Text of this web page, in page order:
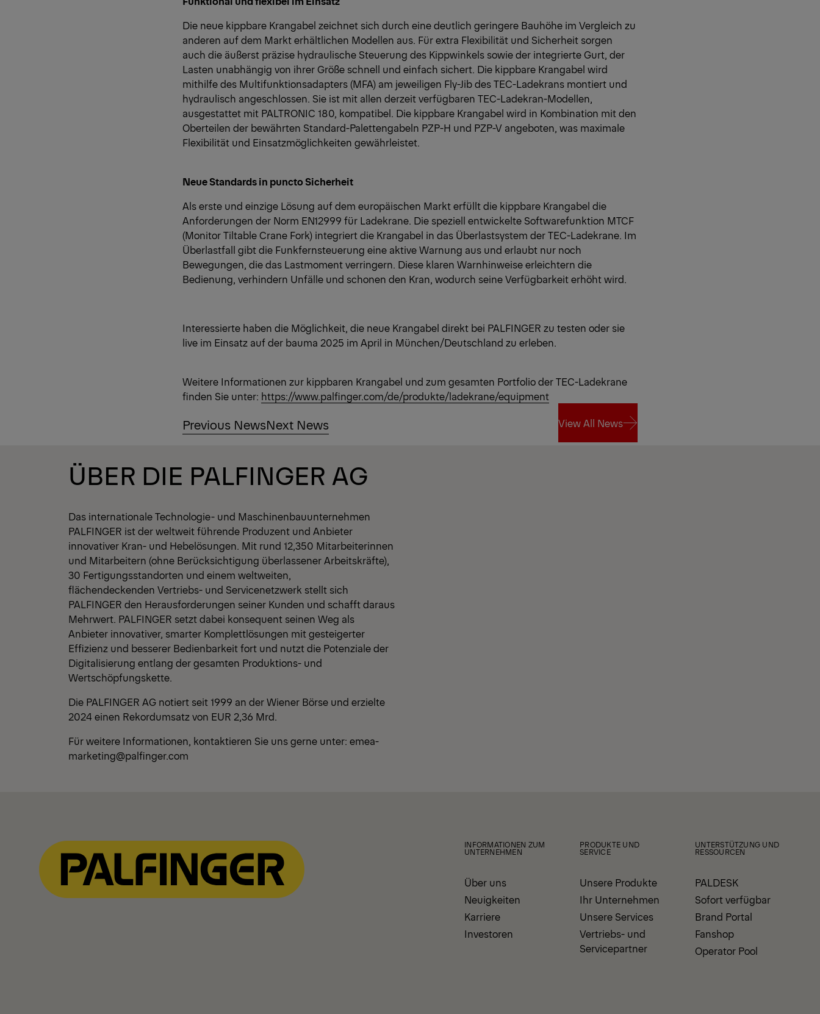
Die neue kippbare Krangabel zeichnet sich durch eine deutlich geringere Bauhöhe im Vergleich zu
anderen auf dem Markt erhältlichen Modellen aus. Für extra Flexibilität und Sicherheit sorgen
auch die äußerst präzise hydraulische Steuerung des Kippwinkels sowie der integrierte Gurt, der
Lasten unabhängig von ihrer Größe schnell und einfach sichert. Die kippbare Krangabel wird
mithilfe des Multifunktionsadapters (MFA) am jeweiligen Fly-Jib des TEC-Ladekrans montiert und
hydraulisch angeschlossen. Sie ist mit allen derzeit verfügbaren TEC-Ladekran-Modellen,
ausgestattet mit PALTRONIC 180, kompatibel. Die kippbare Krangabel wird in Kombination mit den
Oberteilen der bewährten Standard-Palettengabeln PZP-H und PZP-V angeboten, was maximale
Flexibilität und Einsatzmöglichkeiten gewährleistet.
Neue Standards in puncto Sicherheit
Als erste und einzige Lösung auf dem europäischen Markt erfüllt die kippbare Krangabel die
Anforderungen der Norm EN12999 für Ladekrane. Die speziell entwickelte Softwarefunktion MTCF
(Monitor Tiltable Crane Fork) integriert die Krangabel in das Überlastsystem der TEC-Ladekrane. Im
Überlastfall gibt die Funkfernsteuerung eine aktive Warnung aus und erlaubt nur noch
Bewegungen, die das Lastmoment verringern. Diese klaren Warnhinweise erleichtern die
Bedienung, verhindern Unfälle und schonen den Kran, wodurch seine Verfügbarkeit erhöht wird.
Interessierte haben die Möglichkeit, die neue Krangabel direkt bei PALFINGER zu testen oder sie
live im Einsatz auf der bauma 2025 im April in München/Deutschland zu erleben.
Weitere Informationen zur kippbaren Krangabel und zum gesamten Portfolio der TEC-Ladekrane
finden Sie unter: https://www.palfinger.com/de/produkte/ladekrane/equipment
Previous NewsNext News View All News
ÜBER DIE PALFINGER AG
Das internationale Technologie- und Maschinenbauunternehmen
PALFINGER ist der weltweit führende Produzent und Anbieter
innovativer Kran- und Hebelösungen. Mit rund 12,350 Mitarbeiterinnen
und Mitarbeitern (ohne Berücksichtigung überlassener Arbeitskräfte),
30 Fertigungsstandorten und einem weltweiten,
flächendeckenden Vertriebs- und Servicenetzwerk stellt sich
PALFINGER den Herausforderungen seiner Kunden und schafft daraus
Mehrwert. PALFINGER setzt dabei konsequent seinen Weg als
Anbieter innovativer, smarter Komplettlösungen mit gesteigerter
Effizienz und besserer Bedienbarkeit fort und nutzt die Potenziale der
Digitalisierung entlang der gesamten Produktions- und
Wertschöpfungskette.
Die PALFINGER AG notiert seit 1999 an der Wiener Börse und erzielte
2024 einen Rekordumsatz von EUR 2,36 Mrd.
Für weitere Informationen, kontaktieren Sie uns gerne unter: emea-
marketing@palfinger.com
INFORMATIONEN ZUM
UNTERNEHMEN
Über uns
Neuigkeiten
Karriere
Investoren
PRODUKTE UND
SERVICE
Unsere Produkte
Ihr Unternehmen
Unsere Services
Vertriebs- und
Servicepartner
UNTERSTÜTZUNG UND
RESSOURCEN
PALDESK
Sofort verfügbar
Brand Portal
Fanshop
Operator Pool